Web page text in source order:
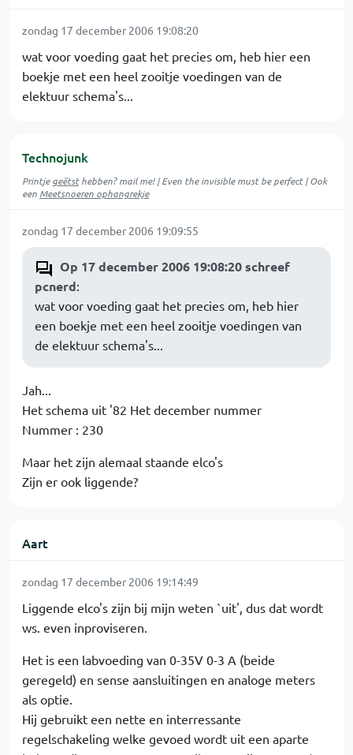
zondag 17 december 2006 19:08:20
wat voor voeding gaat het precies om, heb hier een
boekje met een heel zooitje voedingen van de
elektuur schema's...
Technojunk
Printjegeëtsthebben? mail me! | Even the invisible must be perfect | Ook
een Meetsnoeren ophangrekje
zondag 17 december 2006 19:09:55
Op 17 december 2006 19:08:20 schreef
pcnerd:
wat voor voeding gaat het precies om, heb hier
een boekje met een heel zooitje voedingen van
de elektuur schema's...
Jah...
Het schema uit '82 Het december nummer
Nummer : 230
Maar het zijn alemaal staande elco's
Zijn er ook liggende?
Aart
zondag 17 december 2006 19:14:49
Liggende elco's zijn bij mijn weten `uit', dus dat wordt
ws. even inproviseren.
Het is een labvoeding van 0-35V 0-3 A (beide
geregeld) en sense aansluitingen en analoge meters
als optie.
Hij gebruikt een nette en interressante
regelschakeling welke gevoed wordt uit een aparte